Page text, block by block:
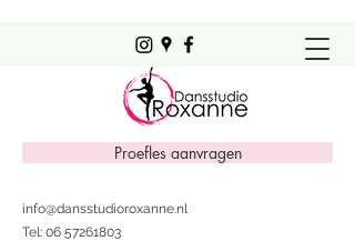
info@dansstudioroxanne.nl
Tel: 06 57261803
Proefles aanvragen